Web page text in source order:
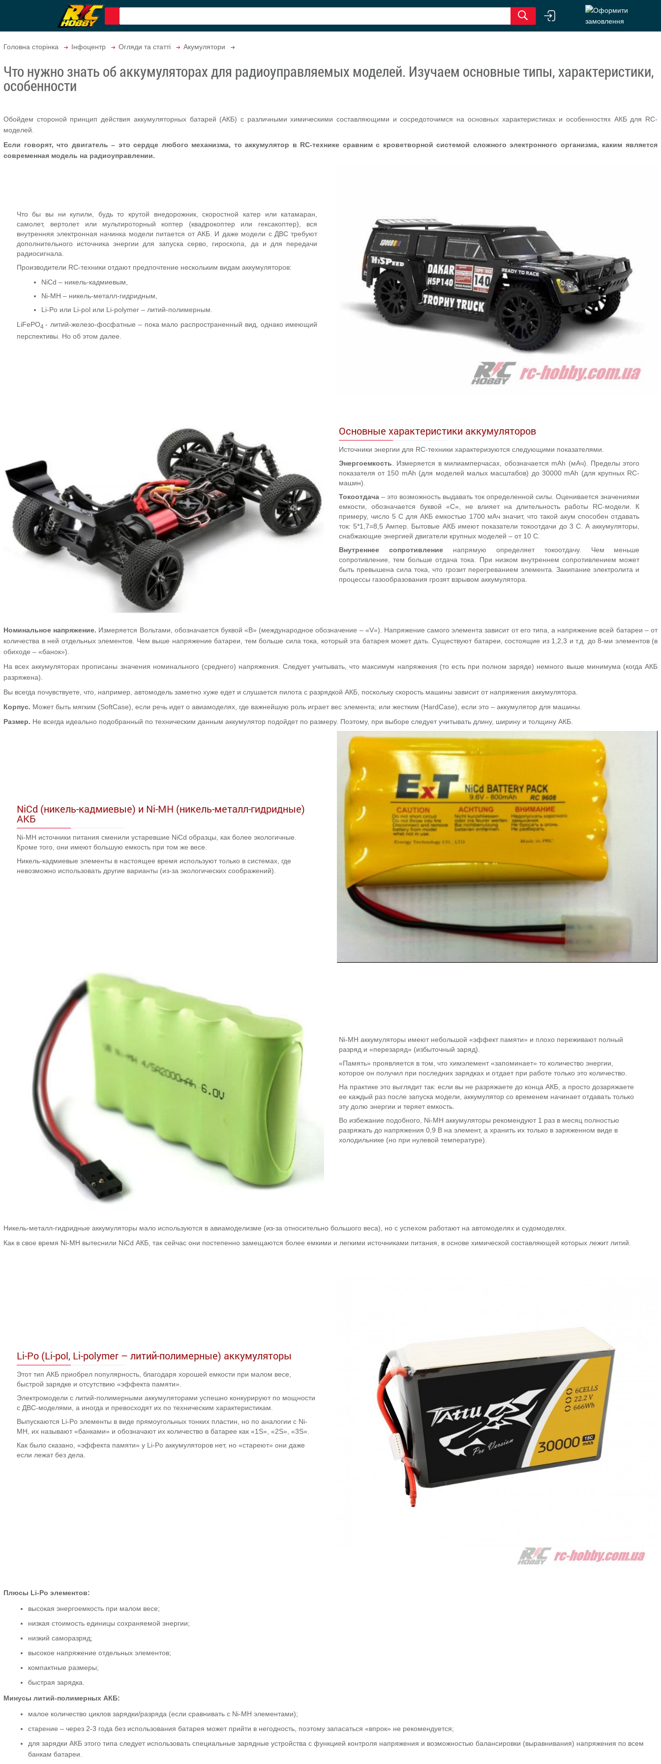
Головна сторінка Інфоцентр Огляди та статті Акумулятори
Что нужно знать об аккумуляторах для радиоуправляемых моделей. Изучаем основные типы, характеристики,
особенности
Обойдем стороной принцип действия аккумуляторных батарей (АКБ) с различными химическими составляющими и сосредоточимся на основных характеристиках и особенностях АКБ для RC-
моделей.
Если говорят, что двигатель – это сердце любого механизма, то аккумулятор в RC-технике сравним с кроветворной системой сложного электронного организма, каким является
современная модель на радиоуправлении.
Что бы вы ни купили, будь то крутой внедорожник, скоростной катер или катамаран,
самолет, вертолет или мультироторный коптер (квадрокоптер или гексакоптер), вся
внутренняя электронная начинка модели питается от АКБ. И даже модели с ДВС требуют
дополнительного источника энергии для запуска серво, гироскопа, да и для передачи
радиосигнала.
Производители RC-техники отдают предпочтение нескольким видам аккумуляторов:
NiCd – никель-кадмиевым,
Ni-MH – никель-металл-гидридным,
Li-Po или Li-pol или Li-polymer – литий-полимерным.
LiFePO4- литий-железо-фосфатные – пока мало распространенный вид, однако имеющий
перспективы. Но об этом далее.
Основные характеристики аккумуляторов
Источники энергии для RC-техники характеризуются следующими показателями.
Энергоемкость. Измеряется в милиамперчасах, обозначается mAh (мАч). Пределы этого
показателя от 150 mAh (для моделей малых масштабов) до 30000 mAh (для крупных RC-
машин).
Токоотдача– это возможность выдавать ток определенной силы. Оценивается значениями
емкости, обозначается буквой «С», не влияет на длительность работы RC-модели. К
примеру, число 5 С для АКБ емкостью 1700 мАч значит, что такой акум способен отдавать
ток: 5*1,7=8,5 Ампер. Бытовые АКБ имеют показатели токоотдачи до 3 С. А аккумуляторы,
снабжающие энергией двигатели крупных моделей – от 10 С.
Внутреннее сопротивлениенапрямую определяет токоотдачу. Чем меньше
сопротивление, тем больше отдача тока. При низком внутреннем сопротивлением может
быть превышена сила тока, что грозит перегреванием элемента. Закипание электролита и
процессы газообразования грозят взрывом аккумулятора.
Номинальное напряжение. Измеряется Вольтами, обозначается буквой «В» (международное обозначение – «V»). Напряжение самого элемента зависит от его типа, а напряжение всей батареи – от
количества в ней отдельных элементов. Чем выше напряжение батареи, тем больше сила тока, который эта батарея может дать. Существуют батареи, состоящие из 1,2,3 и т.д. до 8-ми элементов (в
обиходе – «банок»).
На всех аккумуляторах прописаны значения номинального (среднего) напряжения. Следует учитывать, что максимум напряжения (то есть при полном заряде) немного выше минимума (когда АКБ
разряжена).
Вы всегда почувствуете, что, например, автомодель заметно хуже едет и слушается пилота с разрядкой АКБ, поскольку скорость машины зависит от напряжения аккумулятора.
Корпус. Может быть мягким (SoftCase), если речь идет о авиамоделях, где важнейшую роль играет вес элемента; или жестким (HardCase), если это – аккумулятор для машины.
Размер. Не всегда идеально подобранный по техническим данным аккумулятор подойдет по размеру. Поэтому, при выборе следует учитывать длину, ширину и толщину АКБ.
NiCd (никель-кадмиевые) и Ni-MH (никель-металл-гидридные)
АКБ
Ni-MH источники питания сменили устаревшие NiCd образцы, как более экологичные.
Кроме того, они имеют большую емкость при том же весе.
Никель-кадмиевые элементы в настоящее время используют только в системах, где
невозможно использовать другие варианты (из-за экологических соображений).
Ni-MH аккумуляторы имеют небольшой «эффект памяти» и плохо переживают полный
разряд и «перезаряд» (избыточный заряд).
«Память» проявляется в том, что химэлемент «запоминает» то количество энергии,
которое он получил при последних зарядках и отдает при работе только это количество.
На практике это выглядит так: если вы не разряжаете до конца АКБ, а просто дозаряжаете
ее каждый раз после запуска модели, аккумулятор со временем начинает отдавать только
эту долю энергии и теряет емкость.
Во избежание подобного, Ni-MH аккумуляторы рекомендуют 1 раз в месяц полностью
разряжать до напряжения 0,9 В на элемент, а хранить их только в заряженном виде в
холодильнике (но при нулевой температуре).
Никель-металл-гидридные аккумуляторы мало используются в авиамоделизме (из-за относительно большого веса), но с успехом работают на автомоделях и судомоделях.
Как в свое время Ni-MH вытеснили NiCd АКБ, так сейчас они постепенно замещаются более емкими и легкими источниками питания, в основе химической составляющей которых лежит литий.
Li-Po (Li-pol, Li-polymer – литий-полимерные) аккумуляторы
Этот тип АКБ приобрел популярность, благодаря хорошей емкости при малом весе,
быстрой зарядке и отсутствию «эффекта памяти».
Электромодели с литий-полимерными аккумуляторами успешно конкурируют по мощности
с ДВС-моделями, а иногда и превосходят их по техническим характеристикам.
Выпускаются Li-Po элементы в виде прямоугольных тонких пластин, но по аналогии с Ni-
MH, их называют «банками» и обозначают их количество в батарее как «1S», «2S», «3S».
Как было сказано, «эффекта памяти» у Li-Po аккумуляторов нет, но «стареют» они даже
если лежат без дела.
Плюсы Li-Po элементов:
высокая энергоемкость при малом весе;
низкая стоимость единицы сохраняемой энергии;
низкий саморазряд;
высокое напряжение отдельных элементов;
компактные размеры;
быстрая зарядка.
Минусы литий-полимерных АКБ:
малое количество циклов зарядки/разряда (если сравнивать с Ni-MH элементами);
старение – через 2-3 года без использования батарея может прийти в негодность, поэтому запасаться «впрок» не рекомендуется;
для зарядки АКБ этого типа следует использовать специальные зарядные устройства с функцией контроля напряжения и возможностью балансировки (выравнивания) напряжения по всем
банкам батареи.